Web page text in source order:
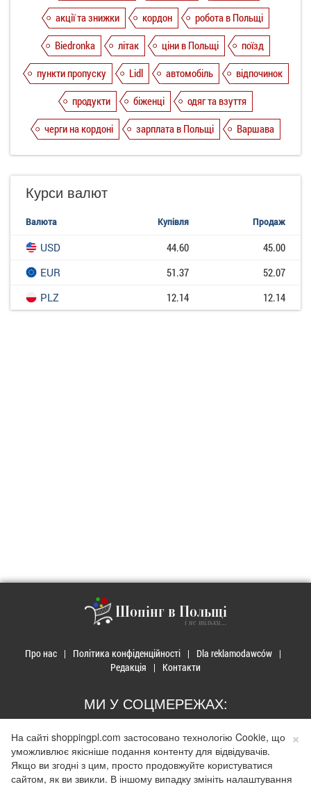
акції та знижки
кордон
робота в Польщі
Biedronka
літак ціни в Польщі
поїзд
пункти пропуску
Lidl автомобіль
відпочинок
продукти
біженці
одяг та взуття
черги на кордоні
зарплата в Польщі Варшава
Курси валют
Валюта Купівля Продаж
USD 44.60
45.00
EUR
51.37
52.07
PLZ
12.14 12.14
Шопінг в Польщі
і не тільки...
Про нас Політика конфіденційності
Dla reklamodawców
Редакція
Контакти
МИ У СОЦМЕРЕЖАХ:
© 2026 Закупи в Польщі. Developed byRealnet.cf.Depositphotos
×
На сайті shoppingpl.com застосовано технологію Cookie, що
уможливлює якісніше подання контенту для відвідувачів.
Якщо ви згодні з цим, просто продовжуйте користуватися
сайтом, як ви звикли. В іншому випадку змініть налаштування